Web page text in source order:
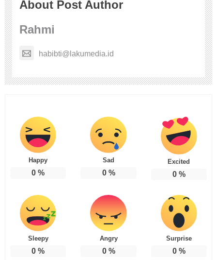
About Post Author
Rahmi
habibti@lakumedia.id
Happy
0 %
Sad
0%
Excited
0%
Sleepy
0 %
Angry
0%
Surprise
0%